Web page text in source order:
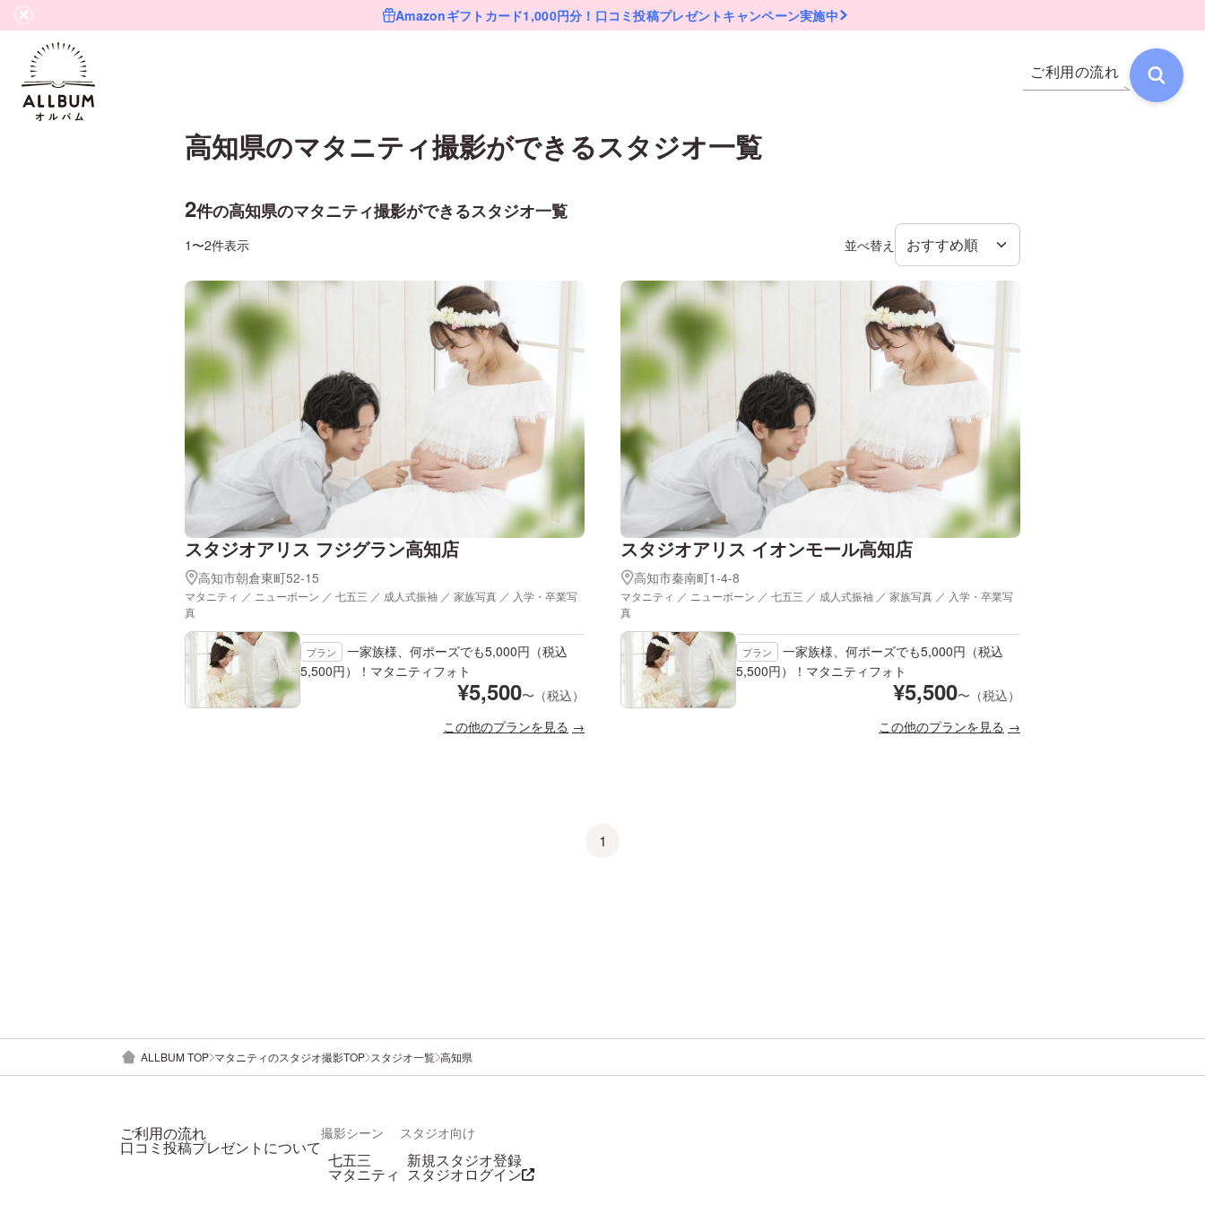
Amazonギフトカード1,000円分！ 口コミ投稿プレゼントキャンペーン実施中
ご利用の流れ
高知県のマタニティ撮影ができるスタジオ一覧
2件の高知県のマタニティ撮影ができるスタジオ一覧
1〜2件表示 並べ替え
スタジオアリス フジグラン高知店
高知市朝倉東町52-15
マタニティ ／ ニューボーン ／ 七五三 ／ 成人式振袖 ／ 家族写真 ／ 入学・卒業写
真
プラン
一家族様、何ポーズでも5,000円（税込
5,500円）！マタニティフォト
¥5,500〜（税込）
この他のプランを見る
スタジオアリス イオンモール高知店
高知市秦南町1-4-8
マタニティ ／ ニューボーン ／ 七五三 ／ 成人式振袖 ／ 家族写真 ／ 入学・卒業写
真
プラン
一家族様、何ポーズでも5,000円（税込
5,500円）！マタニティフォト
¥5,500〜（税込）
この他のプランを見る
1
ALLBUM TOP マタニティのスタジオ撮影TOP スタジオ一覧 高知県
ご利用の流れ
口コミ投稿プレゼントについて
撮影シーン
七五三
マタニティ
スタジオ向け
新規スタジオ登録
スタジオログイン